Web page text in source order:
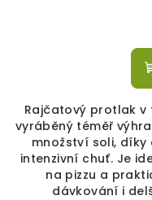
Rajčatový protlak v
vyráběný téměř
množství soli, díky
intenzivní chuť. Je
na pizzu a
dávkování i